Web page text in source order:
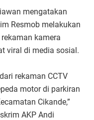
mengatakan
Resmob melakukan
kamera
viral di media sosial.
rekaman CCTV
motor di parkiran
Cikande,”
AKP Andi